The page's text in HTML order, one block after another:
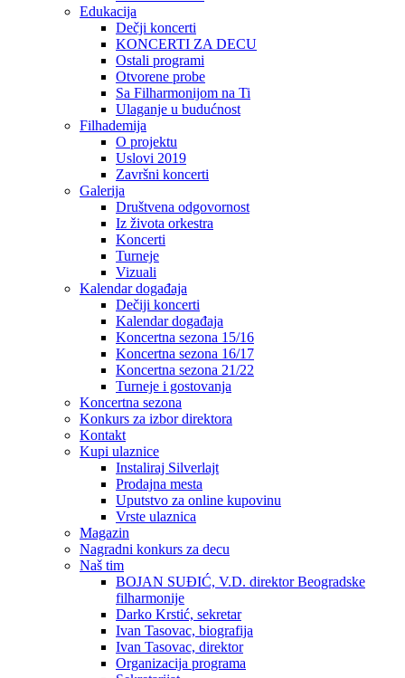
Edukacija
Dečji koncerti
KONCERTI ZA DECU
Ostali programi
Otvorene probe
Sa Filharmonijom na Ti
Ulaganje u budućnost
Filhademija
O projektu
Uslovi 2019
Završni koncerti
Galerija
Društvena odgovornost
Iz života orkestra
Koncerti
Turneje
Vizuali
Kalendar događaja
Dečiji koncerti
Kalendar događaja
Koncertna sezona 15/16
Koncertna sezona 16/17
Koncertna sezona 21/22
Turneje i gostovanja
Koncertna sezona
Konkurs za izbor direktora
Kontakt
Kupi ulaznice
Instaliraj Silverlajt
Prodajna mesta
Uputstvo za online kupovinu
Vrste ulaznica
Magazin
Nagradni konkurs za decu
Naš tim
BOJAN SUĐIĆ, V.D. direktor Beogradske
filharmonije
Darko Krstić, sekretar
Ivan Tasovac, biografija
Ivan Tasovac, direktor
Organizacija programa